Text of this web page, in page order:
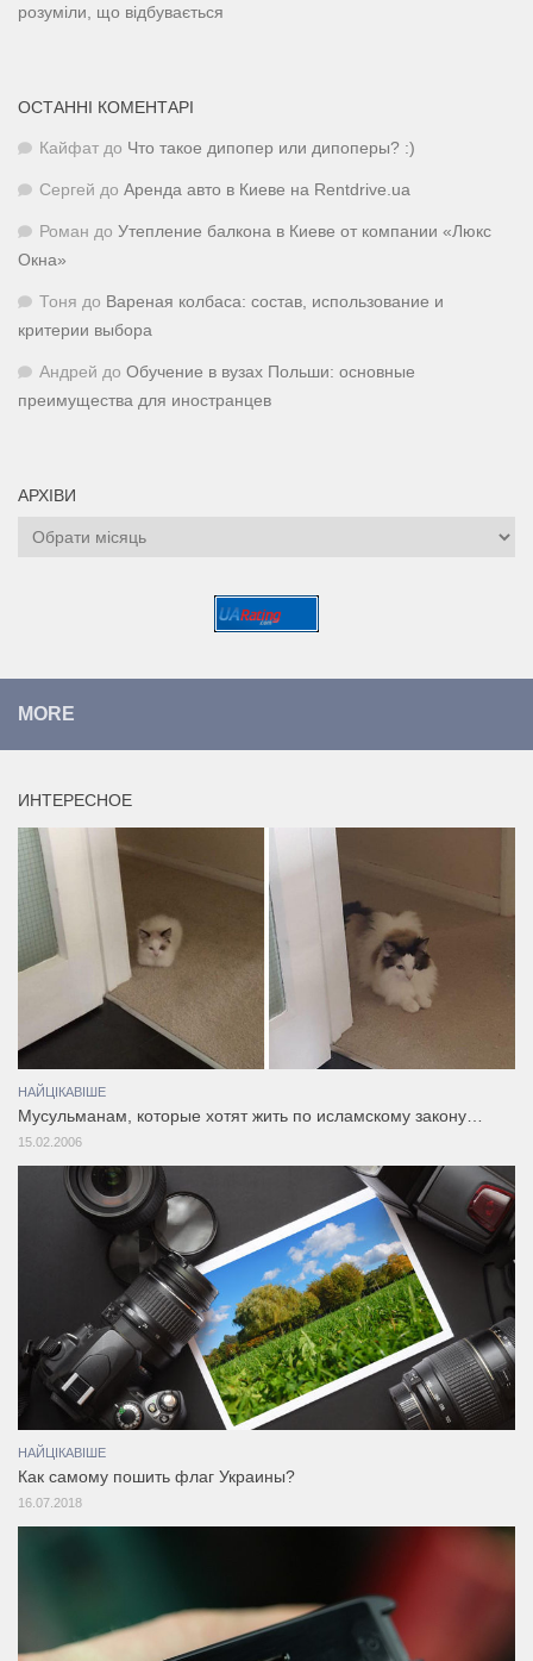
розуміли, що відбувається
ОСТАННІ КОМЕНТАРІ
Кайфат до Что такое дипопер или дипоперы? :)
Сергей до Аренда авто в Киеве на Rentdrive.ua
Роман до Утепление балкона в Киеве от компании «Люкс
Окна»
Тоня до Вареная колбаса: состав, использование и
критерии выбора
Андрей до Обучение в вузах Польши: основные
преимущества для иностранцев
АРХІВИ
Архіви
MORE
ИНТЕРЕСНОЕ
НАЙЦІКАВІШЕ
Мусульманам, которые хотят жить по исламскому закону…
15.02.2006
НАЙЦІКАВІШЕ
Как самому пошить флаг Украины?
16.07.2018